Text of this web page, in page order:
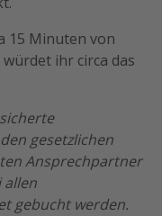
15 Minuten von
ihr circa das
gesetzlichen
Ansprechpartner
allen
gebucht werden.